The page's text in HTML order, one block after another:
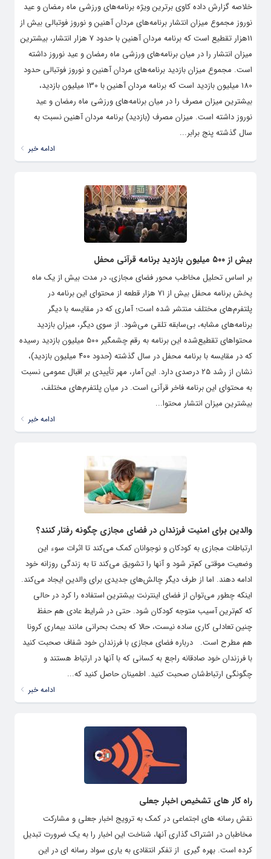
خلاصه گزارش داده کاوی برترین ویژه برنامه‌های ورزشی ماه رمضان و عید
نوروز مجموع میزان انتشار برنامه‌های مردان آهنین و نوروز فوتبالی بیش از
11هزار تقطیع است که برنامه مردان آهنین با حدود 7 هزار انتشار، بیشترین
میزان انتشار را در میان برنامه‌های ورزشی ماه رمضان و عید نوروز داشته
است. مجموع میزان بازدید برنامه‌های مردان آهنین و نوروز فوتبالی حدود
180 میلیون بازدید است که برنامه مردان آهنین با 130 میلیون بازدید،
بیشترین میزان مصرف را در میان برنامه‌های ورزشی ماه رمضان و عید
نوروز داشته است. میزان مصرف (بازدید) برنامه مردان آهنین نسبت به
سال گذشته پنج برابر...
ادامه خبر
بیش از ۵۰۰ میلیون بازدید برنامه قرآنی محفل
بر اساس تحلیل مخاطب محور فضای مجازی، در مدت بیش از یک ماه
پخش برنامه محفل بیش از ۷۱ هزار قطعه از محتوای این برنامه در
پلتفرم‌های مختلف منتشر شده است؛ آماری که در مقایسه با دیگر
برنامه‌های مشابه، بی‌سابقه تلقی می‌شود. از سوی دیگر، میزان بازدید
محتواهای تقطیع‌شده این برنامه به رقم چشمگیر ۵۰۰ میلیون بازدید رسیده
که در مقایسه با برنامه محفل در سال گذشته (حدود ۴۰۰ میلیون بازدید)،
نشان از رشد ۲۵ درصدی دارد. این آمار، مهر تأییدی بر اقبال عمومی نسبت
به محتوای این برنامه فاخر قرآنی است. در میان پلتفرم‌های مختلف،
بیشترین میزان انتشار محتوا...
ادامه خبر
والدین برای امنیت فرزندان در فضای مجازی چگونه رفتار کنند؟
ارتباطات مجازی به کودکان و نوجوانان کمک می‌کند تا اثرات سوء این
وضعیت موقتی کم‌تر شود و آنها را تشویق می‌کند تا به زندگی روزانه خود
ادامه دهند. اما از طرف دیگر چالش‌های جدیدی برای والدین ایجاد می‌کند.
اینکه چطور می‌توان از فضای اینترنت بیشترین استفاده را کرد در حالی
که کم‌ترین آسیب متوجه کودکان شود. حتی در شرایط عادی هم حفظ
چنین تعادلی کاری ساده نیست، حالا که بحث بحرانی مانند بیماری کرونا
هم مطرح است. درباره فضای مجازی با فرزندان خود شفاف صحبت کنید
با فرزندان خود صادقانه راجع به کسانی که با آنها در ارتباط هستند و
چگونگی ارتباط‌شان صحبت کنید. اطمینان حاصل کنید که...
ادامه خبر
راه کار های تشخیص اخبار جعلی
نقش رسانه های اجتماعی در کمک به ترویج اخبار جعلی و مشارکت
مخاطبان در اشتراک گذاری آنها، شناخت این اخبار را به یک ضرورت تبدیل
کرده است. بهره گیری از تفکر انتقادی به یاری سواد رسانه ای در این